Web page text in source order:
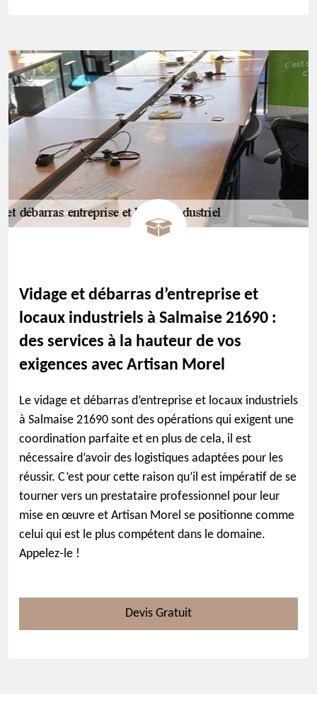
Vidage et débarras d’entreprise et
locaux industriels à Salmaise 21690 :
des services à la hauteur de vos
exigences avec Artisan Morel
Le vidage et débarras d’entreprise et locaux industriels
à Salmaise 21690 sont des opérations qui exigent une
coordination parfaite et en plus de cela, il est
nécessaire d’avoir des logistiques adaptées pour les
réussir. C’est pour cette raison qu’il est impératif de se
tourner vers un prestataire professionnel pour leur
mise en œuvre et Artisan Morel se positionne comme
celui qui est le plus compétent dans le domaine.
Appelez-le !
Devis Gratuit